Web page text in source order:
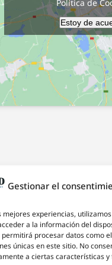
Gestionar el
mejores experiencias,
a la información del
procesar datos como
únicas en este sitio. No
a ciertas características y
Política de
Estoy de